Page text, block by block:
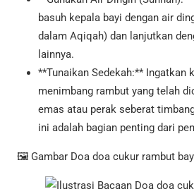
basuh kepala bayi dengan air
dalam Aqiqah) dan lanjutkan
lainnya.
**Tunaikan Sedekah:** Ingatkan
menimbang rambut yang telah
emas atau perak seberat
ini adalah bagian penting dari
🖼️ Gambar Doa doa cukur rambut